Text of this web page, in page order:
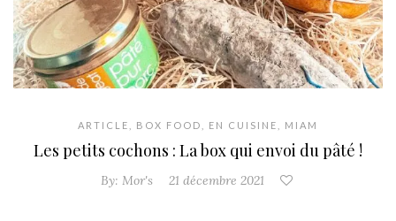
ARTICLE BOX FOOD EN CUISINE MIAM
Les petits cochons : La box qui envoi du pâté !
By: Mor's 21 décembre 2021